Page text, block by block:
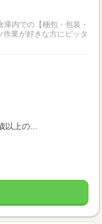
内での【梱包・包装・
業が好きな方にピッタ
上の...